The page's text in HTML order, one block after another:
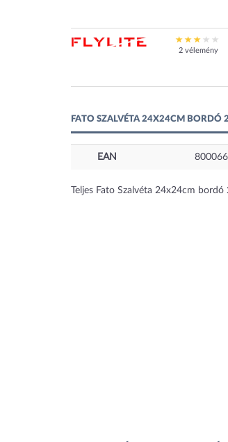
2 vélemény
FATO SZALVÉTA 24X24CM BORDÓ
EAN
Teljes Fato Szalvéta 24x24cm